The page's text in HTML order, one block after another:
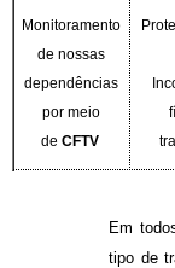
Monitoramento
de nossas
dependências
por meio
de CFTV
Em
tipo de